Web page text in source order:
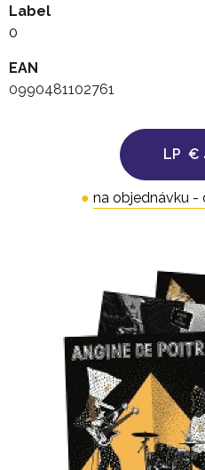
Label
0
EAN
0990481102761
LP €
● na objednávku -